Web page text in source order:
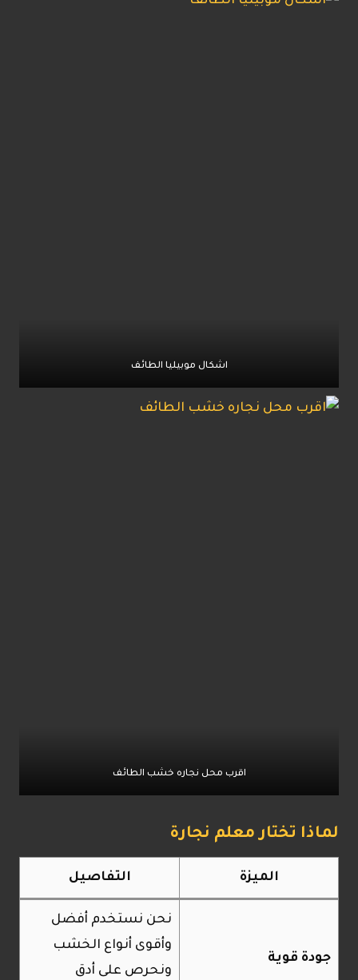
اشكال موبيليا الطائف
اقرب محل نجاره خشب الطائف
لماذا تختار معلم نجارة
الميزة التفاصيل
جودة قوية
نحن نستخدم أفضل
وأقوى أنواع الخشب
ونحرص على أدق